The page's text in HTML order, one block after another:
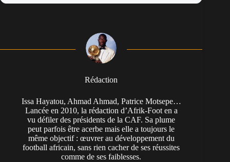
Rédaction
Issa Hayatou, Ahmad Ahmad, Patrice Motsepe…
Lancée en 2010, la rédaction d’Afrik-Foot en a
vu défiler des présidents de la CAF. Sa plume
peut parfois être acerbe mais elle a toujours le
même objectif : œuvrer au développement du
football africain, sans rien cacher de ses réussites
comme de ses faiblesses.